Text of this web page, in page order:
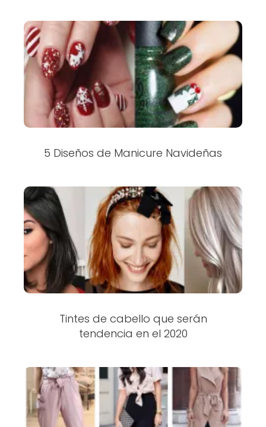
5 Diseños de Manicure Navideñas
Tintes de cabello que serán
tendencia en el 2020